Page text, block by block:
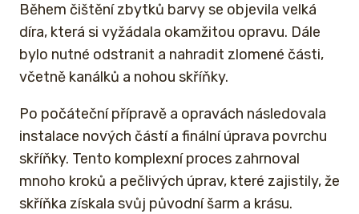
Během čištění zbytků barvy se objevila velká
díra, která si vyžádala okamžitou opravu. Dále
bylo nutné odstranit a nahradit zlomené části,
včetně kanálků a nohou skříňky.
Po počáteční přípravě a opravách následovala
instalace nových částí a finální úprava povrchu
skříňky. Tento komplexní proces zahrnoval
mnoho kroků a pečlivých úprav, které zajistily, že
skříňka získala svůj původní šarm a krásu.